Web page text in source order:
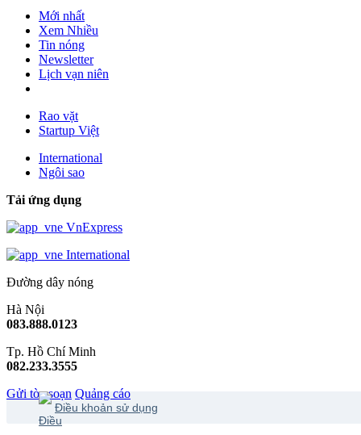
Mới nhất
Xem Nhiều
Tin nóng
Newsletter
Lịch vạn niên
Rao vặt
Startup Việt
International
Ngôi sao
Tải ứng dụng
VnExpress
International
Đường dây nóng
Hà Nội
083.888.0123
Tp. Hồ Chí Minh
082.233.3555
Gửi tòa soạn Quảng cáo
Điều khoản sử dụng